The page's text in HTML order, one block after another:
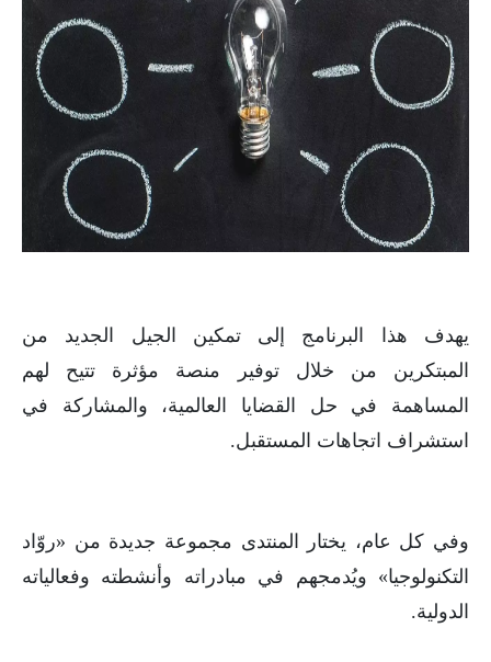
يهدف هذا البرنامج إلى تمكين الجيل الجديد من
المبتكرين من خلال توفير منصة مؤثرة تتيح لهم
المساهمة في حل القضايا العالمية، والمشاركة في
استشراف اتجاهات المستقبل.
وفي كل عام، يختار المنتدى مجموعة جديدة من «روّاد
التكنولوجيا» ويُدمجهم في مبادراته وأنشطته وفعالياته
الدولية.